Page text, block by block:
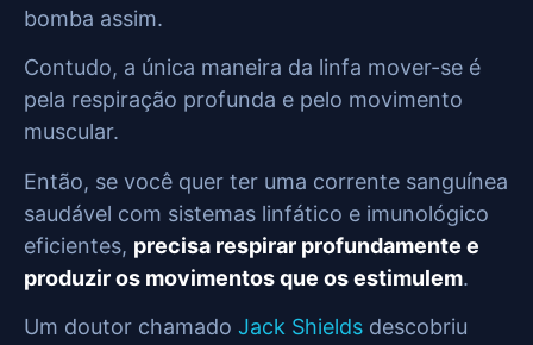
bomba assim.
Contudo, a única maneira da linfa mover-se é
pela respiração profunda e pelo movimento
muscular.
Então, se você quer ter uma corrente sanguínea
saudável com sistemas linfático e imunológico
eficientes, precisa respirar profundamente e
produzir os movimentos que os estimulem.
Um doutor chamado Jack Shields descobriu